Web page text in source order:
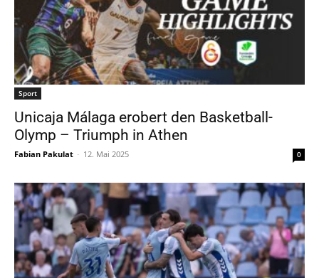
Sport
Unicaja Málaga erobert den Basketball-
Olymp – Triumph in Athen
Fabian Pakulat - 12. Mai 2025 0